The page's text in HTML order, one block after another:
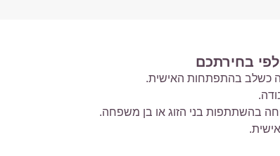
בחירתכם
כשלב בהתפתחות האישית.
בהשתתפות בני הזוג או בן משפחה.